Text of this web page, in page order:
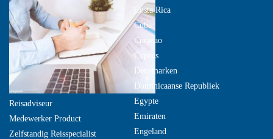
Reisadviseur
Medewerker Product
Zelfstandig Reisspecialist
Costa Rica
Cuba
Curacao
Cyprus
Denemarken
Dominicaanse Republiek
Egypte
Emiraten
Engeland